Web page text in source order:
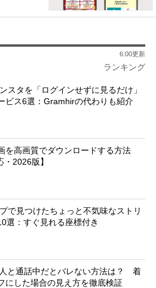
ランキング
6:00更新
スタを「ログインせずに見るだけ」
ビス6選：Gramhirの代わりも紹介
を高画質でダウンロードする方法
・2026版】
で見つけたちょっと不気味なストリ
選：すぐ見れる座標付き
と通話中だとバレない方法は？ 着
にした場合の見え方を徹底検証